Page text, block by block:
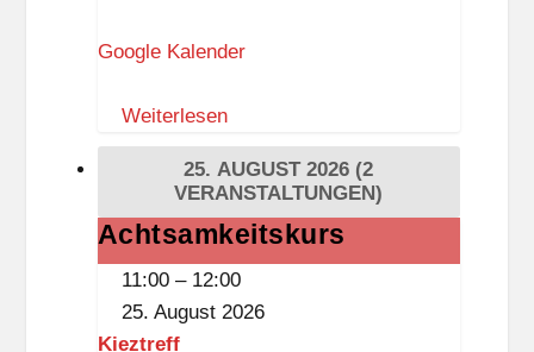
i
t
k
(
–
e
i
i
t
k
Google Kalender
Weiterlesen
25. AUGUST 2026 (2
VERANSTALTUNGEN)
Achtsamkeitskurs
Achtsamkeitskurs
11:00 – 12:00
25. August 2026
Kieztreff